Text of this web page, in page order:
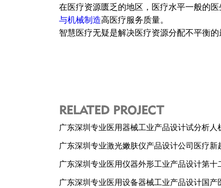
在医疗资源匮乏的地区，医疗水平一般的
与机械制造高医疗服务质量。
智慧医疗无疑是解决医疗资源分配不平衡的
RELATED PROJECT
广东深圳专业医用器械工业产品设计试分析
广东深圳专业激光嫩肤仪产品设计公司医疗
广东深圳专业医用仪器外形工业产品设计第十
广东深圳专业医用设备器械工业产品设计国产